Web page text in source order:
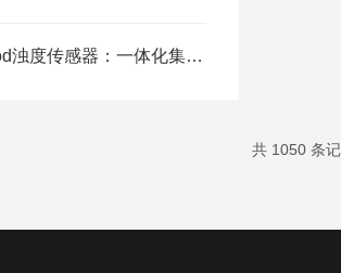
水质在线cod浊度传感器：一体化集成光路，减少设备维护周期
共 1050 条